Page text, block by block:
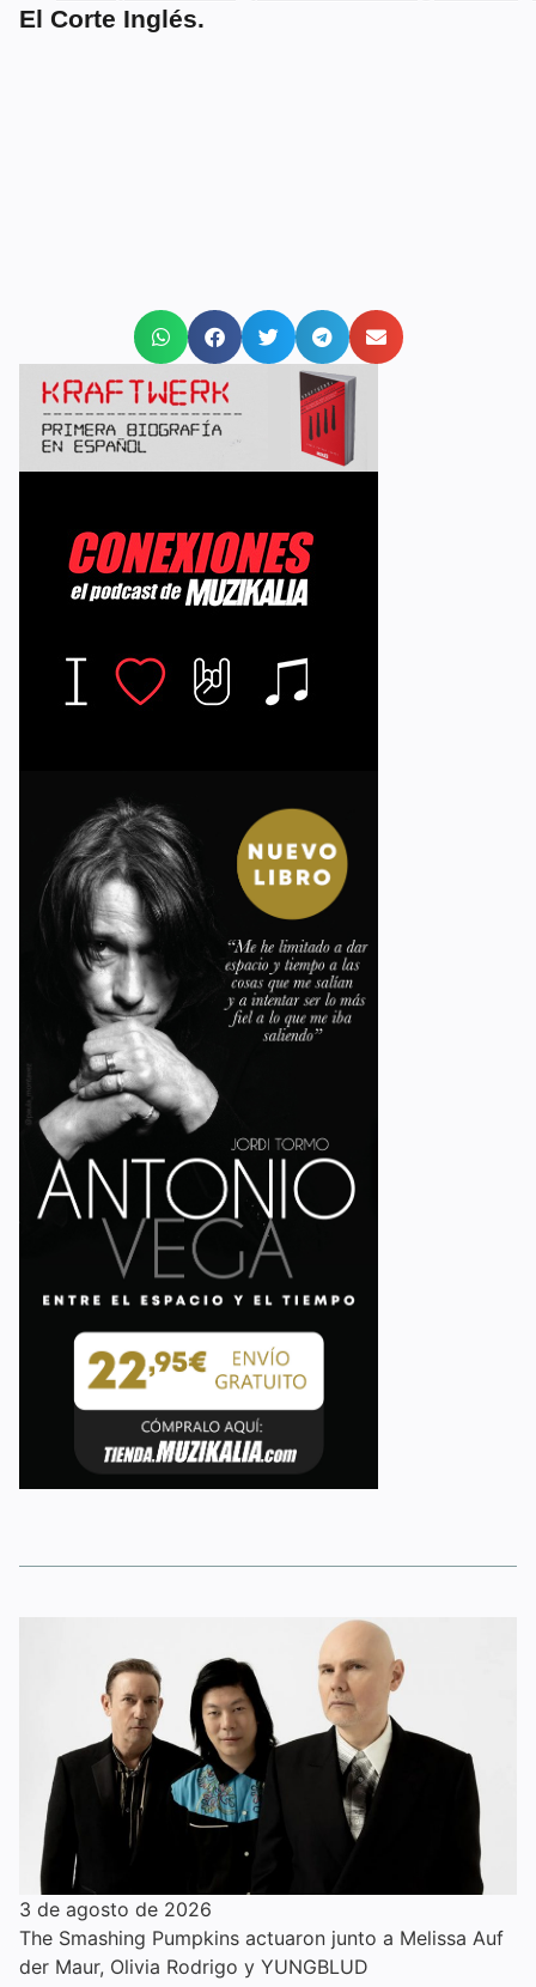
El Corte Inglés.
3 de agosto de 2026
The Smashing Pumpkins actuaron junto a Melissa Auf
der Maur, Olivia Rodrigo y YUNGBLUD